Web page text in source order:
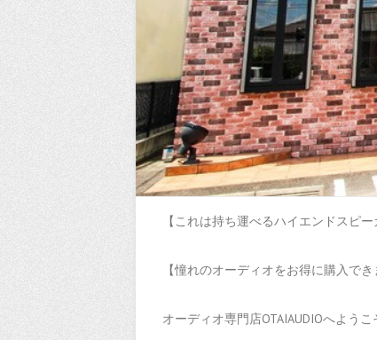
【これは持ち運べるハイエンドスピ
【憧れのオーディオをお得に購入で
オーディオ専門店OTAIAUDIOへようこ